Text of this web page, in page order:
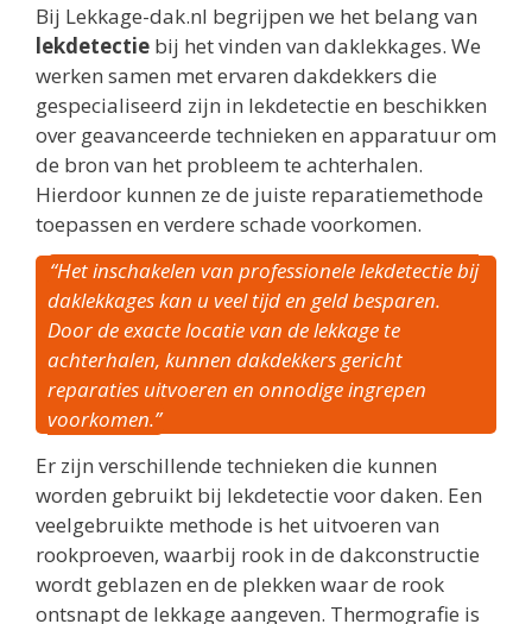
Bij Lekkage-dak.nl begrijpen we het belang van
lekdetectie bij het vinden van daklekkages. We
werken samen met ervaren dakdekkers die
gespecialiseerd zijn in lekdetectie en beschikken
over geavanceerde technieken en apparatuur om
de bron van het probleem te achterhalen.
Hierdoor kunnen ze de juiste reparatiemethode
toepassen en verdere schade voorkomen.
“Het inschakelen van professionele lekdetectie bij
daklekkages kan u veel tijd en geld besparen.
Door de exacte locatie van de lekkage te
achterhalen, kunnen dakdekkers gericht
reparaties uitvoeren en onnodige ingrepen
voorkomen.”
Er zijn verschillende technieken die kunnen
worden gebruikt bij lekdetectie voor daken. Een
veelgebruikte methode is het uitvoeren van
rookproeven, waarbij rook in de dakconstructie
wordt geblazen en de plekken waar de rook
ontsnapt de lekkage aangeven. Thermografie is